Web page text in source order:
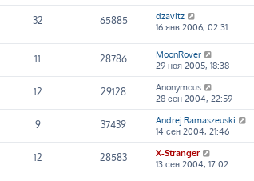
32 65885
dzavitz
16 янв 2006, 02:31
11 28786
MoonRover
29 ноя 2005, 18:38
12 29128
Anonymous
28 сен 2004, 22:59
9 37439
Andrej Ramaszeuski
14 сен 2004, 21:46
12 28583
X-Stranger
13 сен 2004, 17:02